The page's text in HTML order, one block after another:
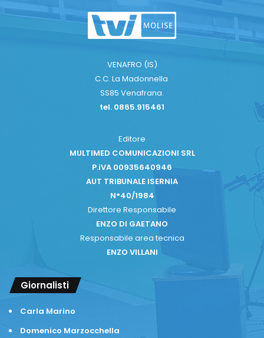
VENAFRO (IS)
C.C. La Madonnella
SS85 Venafrana.
tel. 0865.915461
Editore
MULTIMED COMUNICAZIONI SRL
P.iVA 00935640946
AUT TRIBUNALE ISERNIA
N°40/1984
Direttore Responsabile
ENZO DI GAETANO
Responsabile area tecnica
ENZO VILLANI
Giornalisti
Carla Marino
Domenico Marzocchella